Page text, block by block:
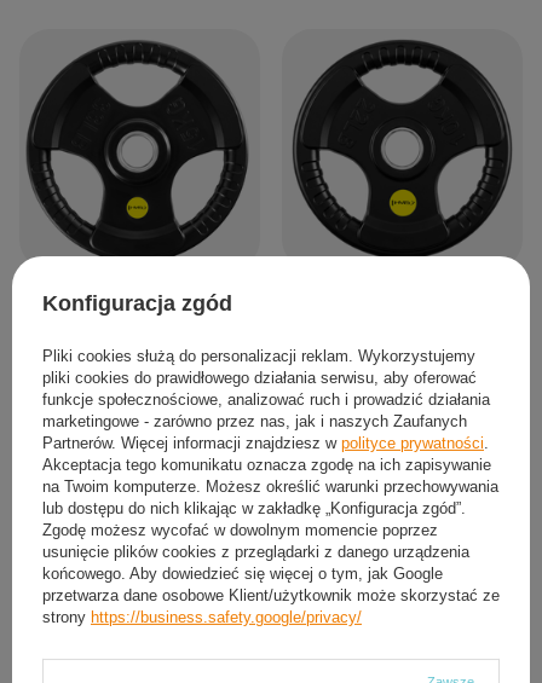
Żeliwny Obciążenie Na Gryf Sztangę
210,24 zł / szt. 143,04 zł / szt.
Konfiguracja zgód
Pliki cookies służą do personalizacji reklam. Wykorzystujemy
pliki cookies do prawidłowego działania serwisu, aby oferować
funkcje społecznościowe, analizować ruch i prowadzić działania
marketingowe - zarówno przez nas, jak i naszych Zaufanych
Partnerów. Więcej informacji znajdziesz w polityce prywatności
Akceptacja tego komunikatu oznacza zgodę na ich zapisywanie
na Twoim komputerze. Możesz określić warunki przechowywania
lub dostępu do nich klikając w zakładkę „Konfiguracja zgód”.
Zgodę możesz wycofać w dowolnym momencie poprzez
usunięcie plików cookies z przeglądarki z danego urządzenia
końcowego. Aby dowiedzieć się więcej o tym, jak Google
przetwarza dane osobowe Klient/użytkownik może skorzystać ze
strony https://business.safety.google/privacy/